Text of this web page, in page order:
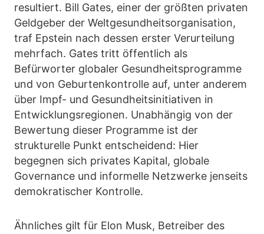
resultiert. Bill Gates, einer der größten privaten
Geldgeber der Weltgesundheitsorganisation,
traf Epstein nach dessen erster Verurteilung
mehrfach. Gates tritt öffentlich als
Befürworter globaler Gesundheitsprogramme
und von Geburtenkontrolle auf, unter anderem
über Impf- und Gesundheitsinitiativen in
Entwicklungsregionen. Unabhängig von der
Bewertung dieser Programme ist der
strukturelle Punkt entscheidend: Hier
begegnen sich privates Kapital, globale
Governance und informelle Netzwerke jenseits
demokratischer Kontrolle.
Ähnliches gilt für Elon Musk, Betreiber des